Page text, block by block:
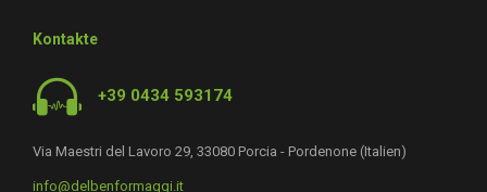
Kontakte
+39 0434 593174
Via Maestri del Lavoro 29, 33080 Porcia - Pordenone (Italien)
info@delbenformaggi.it